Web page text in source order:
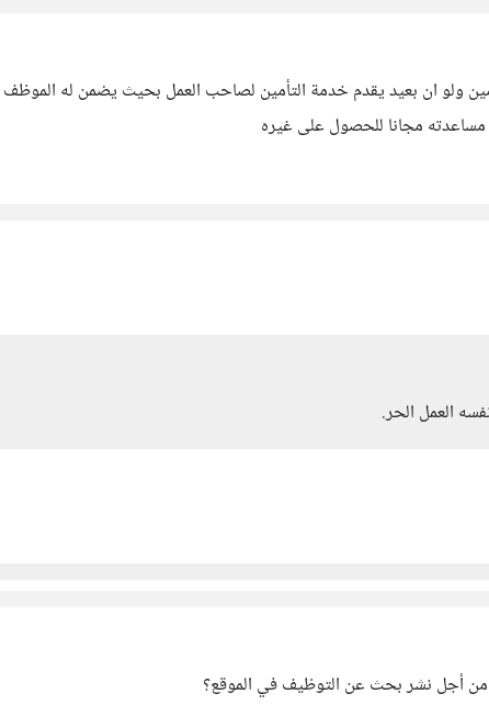
ولو ان بعيد يقدم خدمة التأمين لصاحب العمل بحيث يضمن له الموظف
العمل الحر.